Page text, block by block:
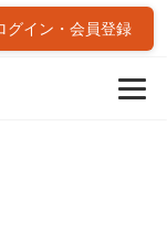
グイン・会員登録